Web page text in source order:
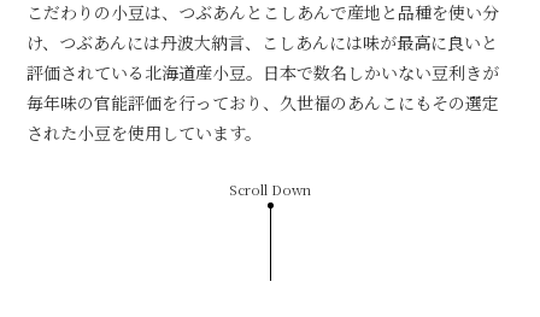
こだわりの小豆は、つぶあんとこしあんで産地と品種を使い分
け、つぶあんには丹波大納言、こしあんには味が最高に良いと
評価されている北海道産小豆。日本で数名しかいない豆利きが
毎年味の官能評価を行っており、久世福のあんこにもその選定
された小豆を使用しています。
Scroll Down